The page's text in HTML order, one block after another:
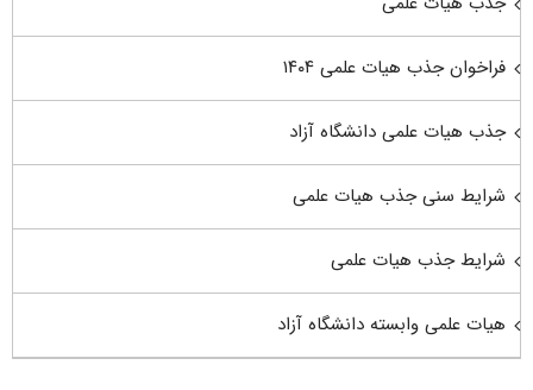
فراخوان جذب هیات علمی ۱۴۰۴
جذب هیات علمی دانشگاه آزاد
شرایط سنی جذب هیات علمی
شرایط جذب هیات علمی
هیات علمی وابسته دانشگاه آزاد